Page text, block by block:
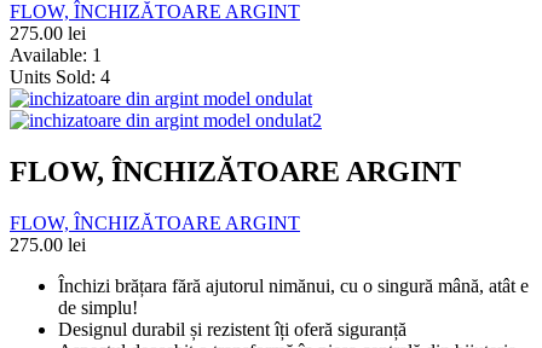
FLOW, ÎNCHIZĂTOARE ARGINT
275.00 lei
Available: 1
Units Sold: 4
FLOW, ÎNCHIZĂTOARE ARGINT
FLOW, ÎNCHIZĂTOARE ARGINT
275.00 lei
Închizi brățara fără ajutorul nimănui, cu o singură mână, atât e
de simplu!
Designul durabil și rezistent îți oferă siguranță